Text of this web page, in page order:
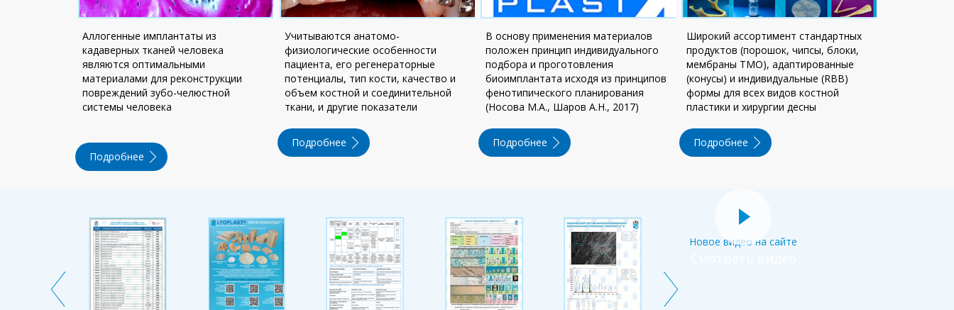
Аллогенные имплантаты из
кадаверных тканей человека
являются оптимальными
материалами для реконструкции
повреждений зубо-челюстной
системы человека
Подробнее
Учитываются анатомо-
физиологические особенности
пациента, его регенераторные
потенциалы, тип кости, качество и
объем кост­ной и соединительной
ткани, и другие показатели
Подробнее
В основу применения материалов
поло­жен принцип индивидуального
подбора и проготовления
биоимплантата исходя из принципов
фенотипического планирования
(Носова М.А., Шаров А.Н., 2017)
Подробнее
Широкий ассортимент стандартных
продуктов (порошок, чипсы, блоки,
мембраны ТМО), адаптированные
(конусы) и индивидуальные (RBB)
формы для всех видов костной
пластики и хирургии десны
Подробнее
Новое видео на сайте